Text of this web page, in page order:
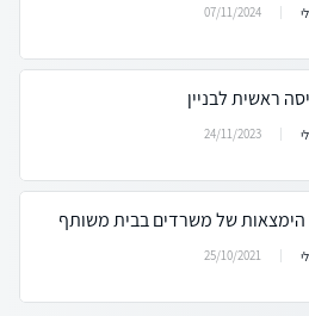
07/11/2024
ראשית לבניין
24/11/2023
הימצאות של משרדים בבית משותף
25/10/2021